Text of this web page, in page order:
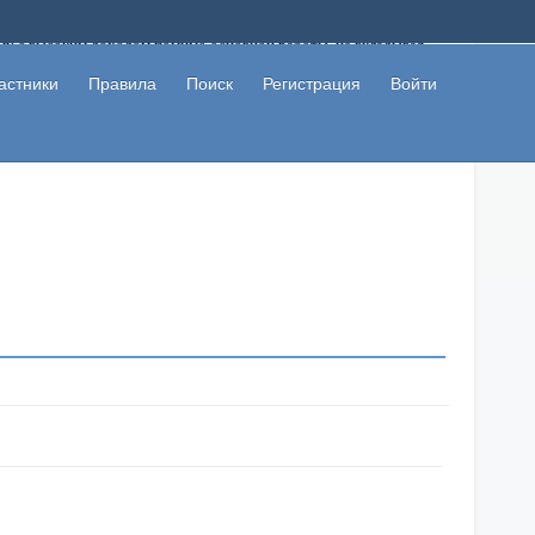
с высоким доходом помимо основной работы, не вкладывая
не попались на развод. Вы сможете начать зарабатывать
Правила Поиск Регистрация Войти